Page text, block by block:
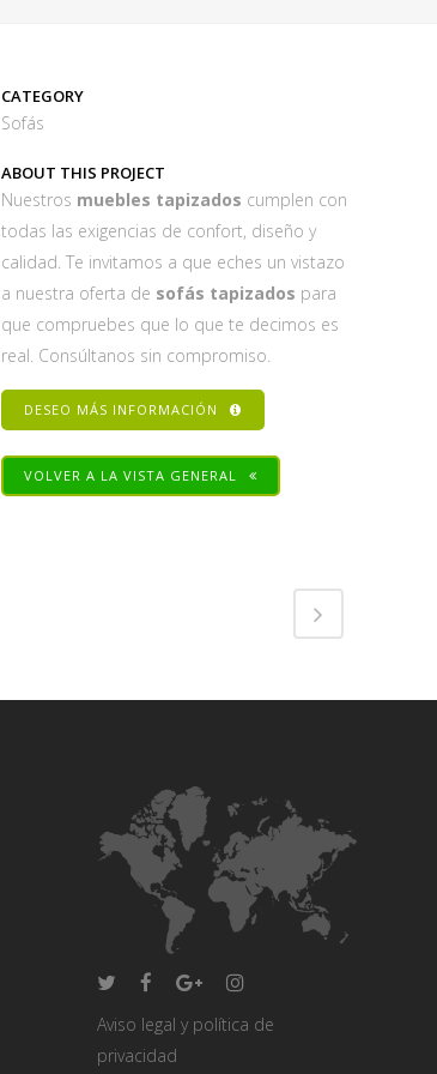
CATEGORY
Sofás
ABOUT THIS PROJECT
Nuestros muebles tapizados cumplen con
todas las exigencias de confort, diseño y
calidad. Te invitamos a que eches un vistazo
a nuestra oferta de sofás tapizados para
que compruebes que lo que te decimos es
real. Consúltanos sin compromiso.
DESEO MÁS INFORMACIÓN
VOLVER A LA VISTA GENERAL
Aviso legal y política de
privacidad